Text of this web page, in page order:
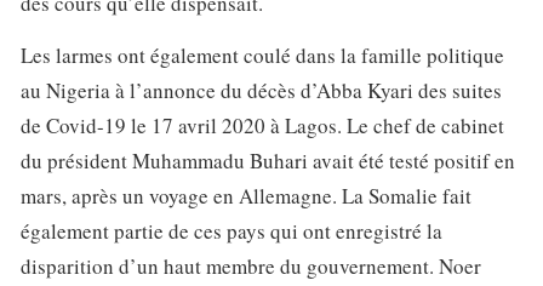
Les larmes ont également coulé dans la famille politique
au Nigeria à l’annonce du décès d’Abba Kyari des suites
de Covid-19 le 17 avril 2020 à Lagos. Le chef de cabinet
du président Muhammadu Buhari avait été testé positif en
mars, après un voyage en Allemagne. La Somalie fait
également partie de ces pays qui ont enregistré la
disparition d’un haut membre du gouvernement. Noer